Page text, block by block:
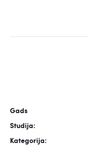
Gads
Studija:
Kategorija: